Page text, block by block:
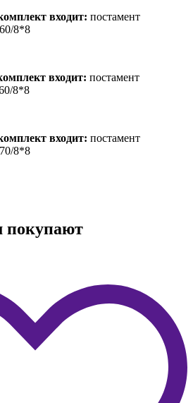
входит: постамент
8*8
входит: постамент
8*8
входит: постамент
8*8
покупают